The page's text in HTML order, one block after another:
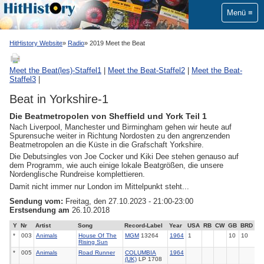
Menü
HitHistory Website Radio 2019 Meet the Beat
Meet the Beat(les)-Staffel1 Meet the Beat-Staffel2
Meet the Beat-
Staffel3
Beat in Yorkshire-1
Die Beatmetropolen von Sheffield und York Teil 1
Nach Liverpool, Manchester und Birmingham gehen wir heute auf
Spurensuche weiter in Richtung Nordosten zu den angrenzenden
Beatmetropolen an die Küste in die Grafschaft Yorkshire.
Die Debutsingles von Joe Cocker und Kiki Dee stehen genauso auf
dem Programm, wie auch einige lokale Beatgrößen, die unsere
Nordenglische Rundreise komplettieren.
Damit nicht immer nur London im Mittelpunkt steht...
Sendung vom: Freitag, den 27.10.2023 - 21:00-23:00
Erstsendung am 26.10.2018
Y Nr Artist Song Record-Label Year USA RB CW GB BRD
*
003 Animals
House Of The
Rising Sun
MGM 13264 1964 1 10 10
* 005 Animals Road Runner
COLUMBIA
(UK) LP 1708
1964